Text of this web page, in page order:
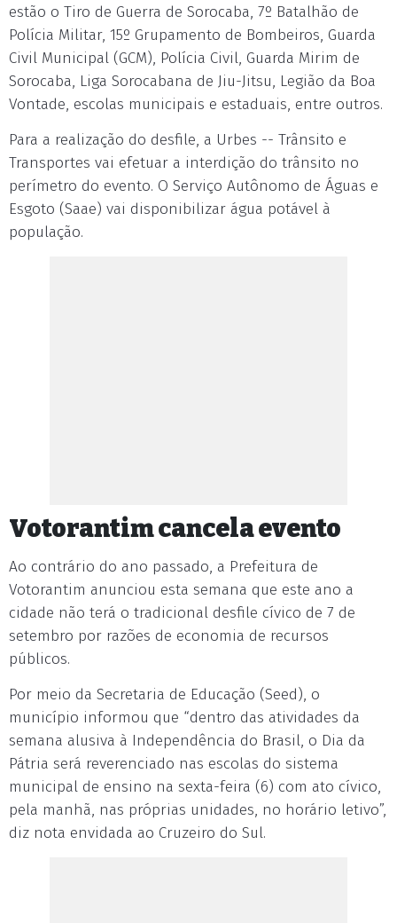
estão o Tiro de Guerra de Sorocaba, 7º Batalhão de
Polícia Militar, 15º Grupamento de Bombeiros, Guarda
Civil Municipal (GCM), Polícia Civil, Guarda Mirim de
Sorocaba, Liga Sorocabana de Jiu-Jitsu, Legião da Boa
Vontade, escolas municipais e estaduais, entre outros.
Para a realização do desfile, a Urbes -- Trânsito e
Transportes vai efetuar a interdição do trânsito no
perímetro do evento. O Serviço Autônomo de Águas e
Esgoto (Saae) vai disponibilizar água potável à
população.
Votorantim cancela evento
Ao contrário do ano passado, a Prefeitura de
Votorantim anunciou esta semana que este ano a
cidade não terá o tradicional desfile cívico de 7 de
setembro por razões de economia de recursos
públicos.
Por meio da Secretaria de Educação (Seed), o
município informou que “dentro das atividades da
semana alusiva à Independência do Brasil, o Dia da
Pátria será reverenciado nas escolas do sistema
municipal de ensino na sexta-feira (6) com ato cívico,
pela manhã, nas próprias unidades, no horário letivo”,
diz nota envidada ao Cruzeiro do Sul.